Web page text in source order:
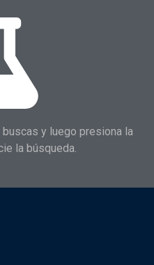
y luego presiona la
la búsqueda.